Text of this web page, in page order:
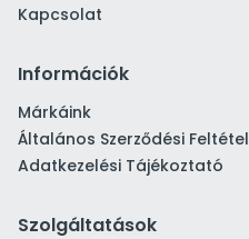
Kapcsolat
Információk
Márkáink
Általános Szerződési
Adatkezelési Tájékoztató
Szolgáltatások